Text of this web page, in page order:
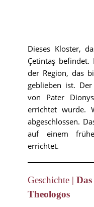
Dieses Kloster,
Çetintaş
der Region, das
geblieben ist.
von Pater
errichtet wurde.
abgeschlossen.
auf einem
errichtet.
Geschichte |
Theologos